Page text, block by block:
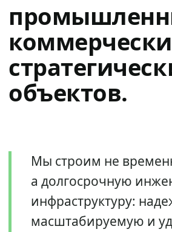
объектов.
Мы строим не
а долгосрочную
инфраструктуру:
масштабируемую и